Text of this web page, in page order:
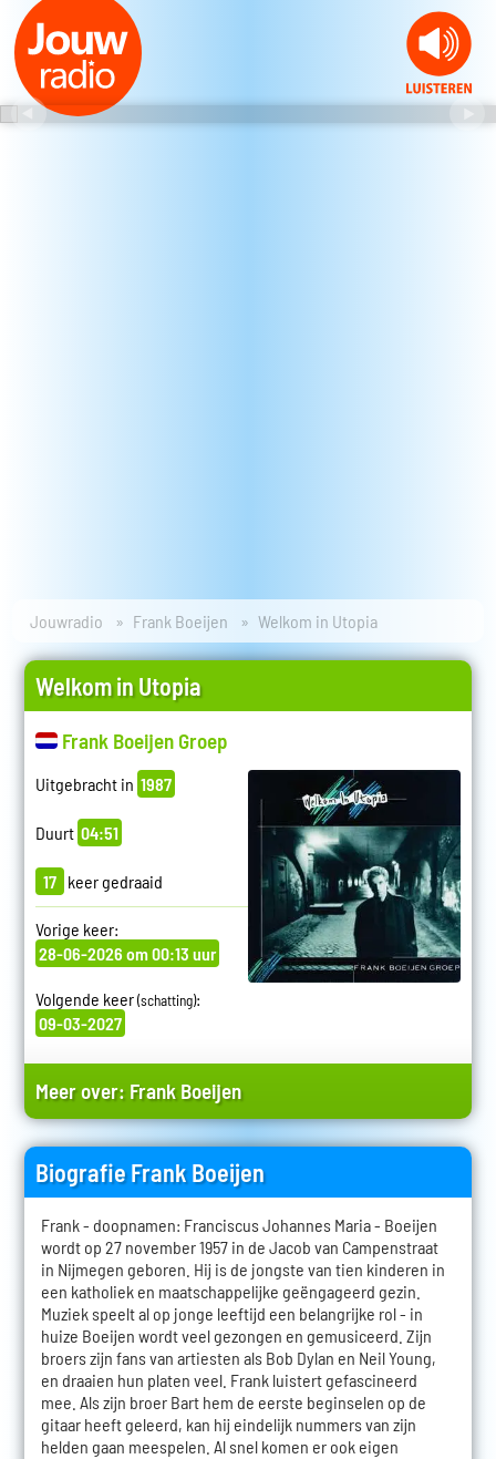
Jouwradio Frank Boeijen Welkom in Utopia
Welkom in Utopia
Frank Boeijen Groep
Uitgebracht in 1987
Duurt 04:51
17 keer gedraaid
Vorige keer:
28-06-2026 om 00:13 uur
Volgende keer(schatting):
09-03-2027
Meer over: Frank Boeijen
Biografie Frank Boeijen
Frank - doopnamen: Franciscus Johannes Maria - Boeijen
wordt op 27 november 1957 in de Jacob van Campenstraat
in Nijmegen geboren. Hij is de jongste van tien kinderen in
een katholiek en maatschappelijke geëngageerd gezin.
Muziek speelt al op jonge leeftijd een belangrijke rol - in
huize Boeijen wordt veel gezongen en gemusiceerd. Zijn
broers zijn fans van artiesten als Bob Dylan en Neil Young,
en draaien hun platen veel. Frank luistert gefascineerd
mee. Als zijn broer Bart hem de eerste beginselen op de
gitaar heeft geleerd, kan hij eindelijk nummers van zijn
helden gaan meespelen. Al snel komen er ook eigen